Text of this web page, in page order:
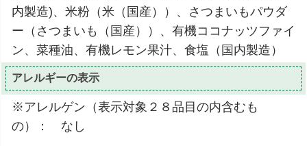
内製造)、米粉（米（国産））、さつまいもパウダ
ー（さつまいも（国産））、有機ココナッツファイ
ン、菜種油、有機レモン果汁、食塩（国内製造）
アレルギーの表示
※アレルゲン（表示対象２８品目の内含むも
の）： なし